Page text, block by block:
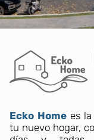
Ecko Home es
tu nuevo hogar,